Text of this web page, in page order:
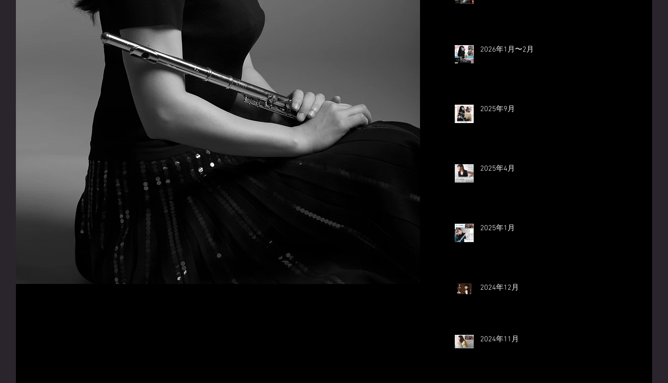
2026年1月〜2月
2025年9月
2025年4月
2025年1月
2024年12月
2024年11月